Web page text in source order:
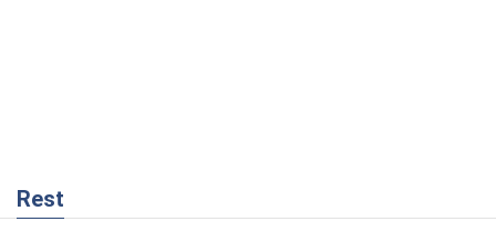
Rest